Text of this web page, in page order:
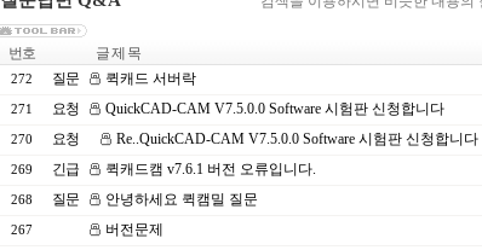
번호 글 제 목
272 질문 퀵캐드 서버락
271 요청 QuickCAD-CAM V7.5.0.0 Software 시험판 신청합니다
270 요청 Re..QuickCAD-CAM V7.5.0.0 Software 시험판 신청합니다
269 긴급 퀵캐드캠 v7.6.1 버전 오류입니다.
268 질문 안녕하세요 퀵캠밀 질문
267 버전문제